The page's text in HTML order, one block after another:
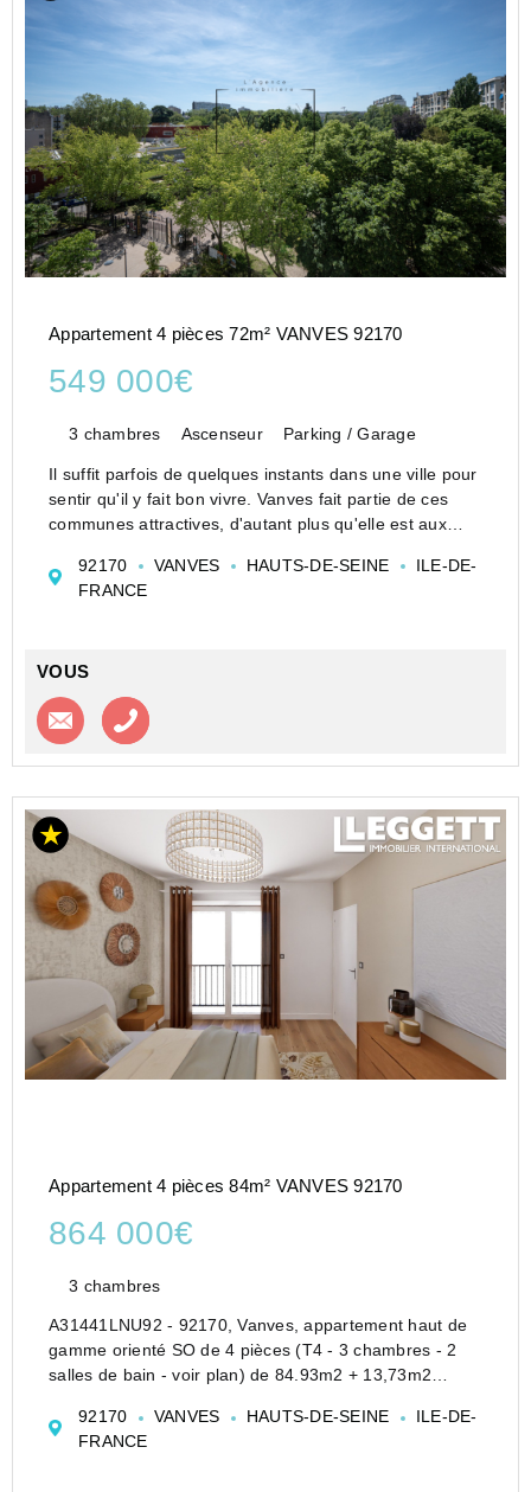
Appartement 4 pièces 72m² VANVES 92170
549 000€
3 chambres Ascenseur Parking / Garage
Il suffit parfois de quelques instants dans une ville pour
sentir qu'il y fait bon vivre. Vanves fait partie de ces
communes attractives, d'autant plus qu'elle est aux
Grâce aux activités, au marché, aux quartiers
résidentie...
92170 VANVES HAUTS-DE-SEINE
ILE-DE-
FRANCE
VOUS
Contacter l'agence
Appartement 4 pièces 84m² VANVES 92170
864 000€
3 chambres
A31441LNU92 - 92170, Vanves, appartement haut de
gamme orienté SO de 4 pièces (T4 - 3 chambres - 2
salles de bain - voir plan) de 84.93m2 + 13,73m2
2eme trimestre 2025, offrant clarté et modernité au 2e
étage ...
92170 VANVES HAUTS-DE-SEINE
ILE-DE-
FRANCE